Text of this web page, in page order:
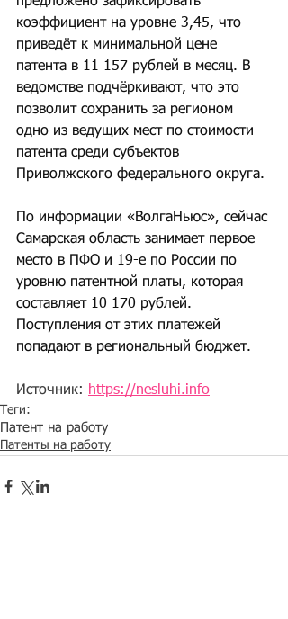
коэффициент на уровне 3,45, что
приведёт к минимальной цене
патента в 11 157 рублей в месяц. В
ведомстве подчёркивают, что это
позволит сохранить за регионом
одно из ведущих мест по стоимости
патента среди субъектов
Приволжского федерального округа.
По информации «ВолгаНьюс», сейчас
Самарская область занимает первое
место в ПФО и 19-е по России по
уровню патентной платы, которая
составляет 10 170 рублей.
Поступления от этих платежей
попадают в региональный бюджет.
Источник: https://nesluhi.info
Теги:
Патент на работу
Патенты на работу